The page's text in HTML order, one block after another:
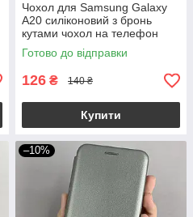
Чохол для Samsung Galaxy
A20 силіконовий з бронь
кутами чохол на телефон
самсунг а20 прозорий ttp
Готово до відправки
126 ₴ 140 ₴
Купити
–10%